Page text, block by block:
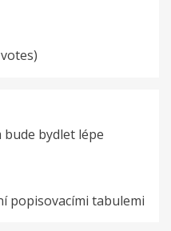
bude bydlet lépe
popisovacími tabulemi